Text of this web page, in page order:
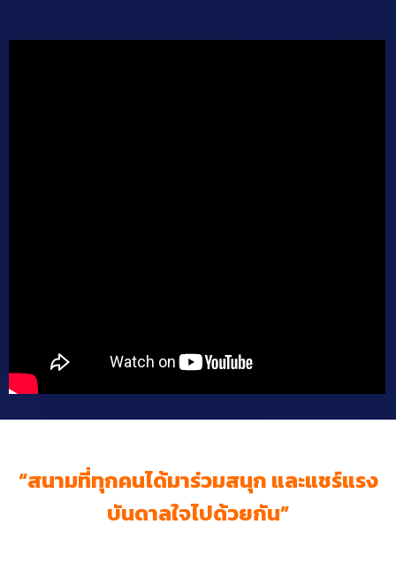
“สนามที่ทุกคนได้มาร่วมสนุก และแชร์แรง
บันดาลใจไปด้วยกัน”